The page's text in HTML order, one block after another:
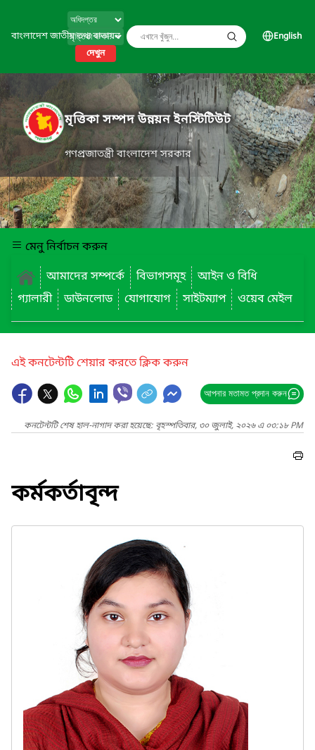
বাংলাদেশ জাতীয় তথ্য বাতায়ন
দেখুন
English
মৃত্তিকা সম্পদ উন্নয়ন ইনস্টিটিউট
গণপ্রজাতন্ত্রী বাংলাদেশ সরকার
মেনু নির্বাচন করুন
আমাদের সম্পর্কে
বিভাগসমূহ
আইন ও বিধি
গ্যালারী
ডাউনলোড যোগাযোগ সাইটম্যাপ ওয়েব মেইল
এই কনটেন্টটি শেয়ার করতে ক্লিক করুন
আপনার মতামত প্রদান করুন
কনটেন্টটি শেষ হাল-নাগাদ করা হয়েছে: বৃহস্পতিবার, ৩০ জুলাই, ২০২৬ এ ০৩:১৮ PM
কর্মকর্তাবৃন্দ